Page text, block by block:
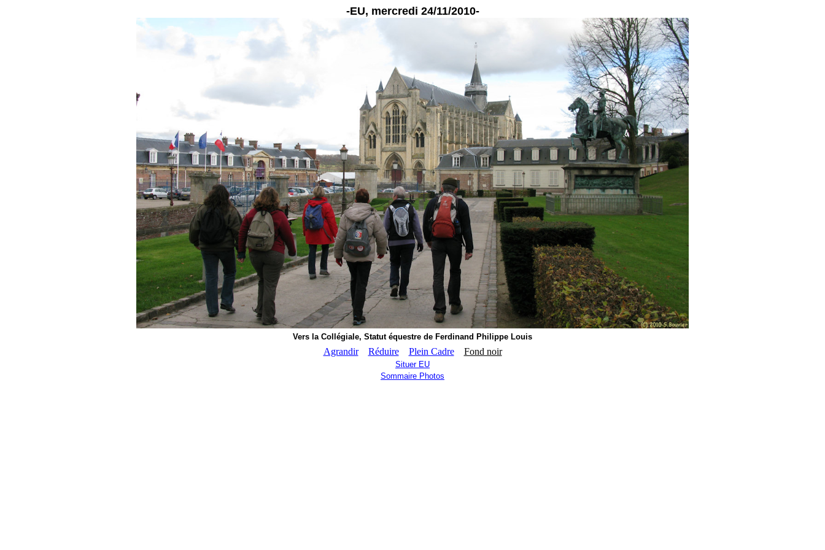
-EU, mercredi 24/11/2010-
Vers la Collégiale, Statut équestre de Ferdinand Philippe Louis
Agrandir Réduire Plein Cadre Fond noir
Situer EU
Sommaire Photos